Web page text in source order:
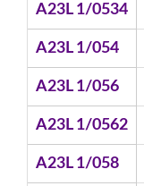
A23L 1/0534
A23L 1/054
A23L 1/056
A23L 1/0562
A23L 1/058